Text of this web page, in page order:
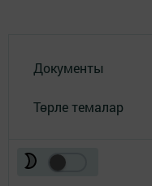
Документы
Төрле темалар